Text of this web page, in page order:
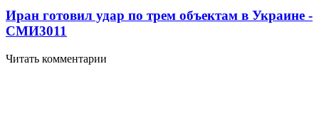
Иран готовил удар по трем объектам в Украине -
СМИ3011
Читать комментарии